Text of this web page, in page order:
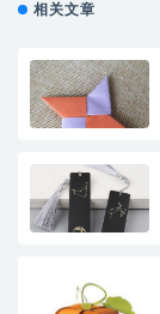
相关文章